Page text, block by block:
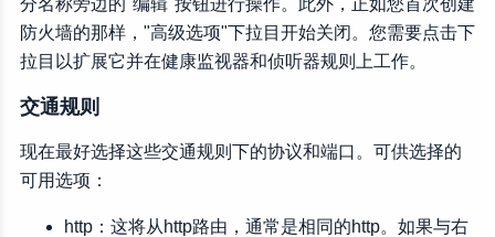
分名称旁边的"编辑"按钮进行操作。此外，正如您首次创建
防火墙的那样，"高级选项"下拉目开始关闭。您需要点击下
拉目以扩展它并在健康监视器和侦听器规则上工作。
交通规则
现在最好选择这些交通规则下的协议和端口。可供选择的
可用选项：
http：这将从http路由，通常是相同的http。如果与右